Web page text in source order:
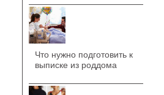
Что нужно подготовить к
выписке из роддома